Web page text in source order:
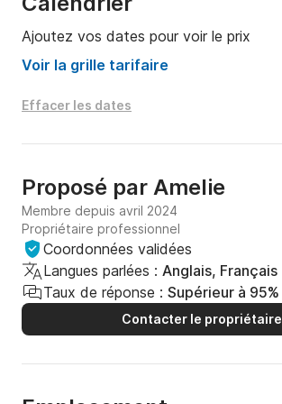
d'informations.
A très bientôt à bord de POE MANA
Ajoutez vos dates pour voir le prix
Voir la grille tarifaire
Effacer les dates
Proposé par Amelie
Membre depuis avril 2024
Propriétaire professionnel
Coordonnées validées
Langues parlées : Anglais, Français
Taux de réponse : Supérieur à 95%
Contacter le propriétaire